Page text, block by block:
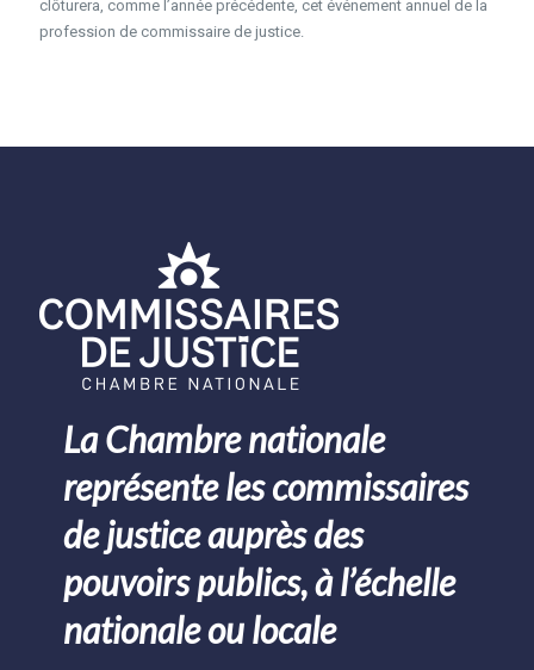
clôturera, comme l’année précédente, cet événement annuel de la
profession de commissaire de justice.
La Chambre nationale
représente les commissaires
de justice auprès des
pouvoirs publics, à l’échelle
nationale ou locale